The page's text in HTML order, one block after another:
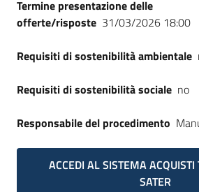
Termine presentazione delle
offerte/risposte 31/03/2026 18:00
Requisiti di sostenibilità ambientale
Requisiti di sostenibilità sociale no
Responsabile del procedimento
ACCEDI AL SISTEMA
SATER